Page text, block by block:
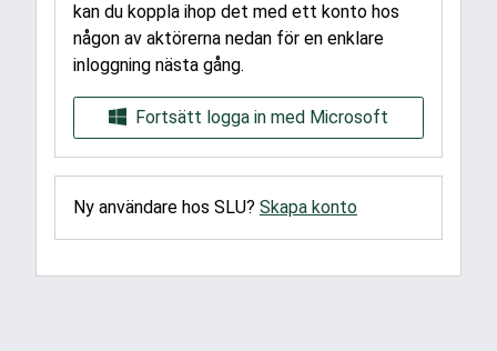
kan du koppla ihop det med ett konto hos
någon av aktörerna nedan för en enklare
inloggning nästa gång.
Fortsätt logga in med Microsoft
Ny användare hos SLU? Skapa konto